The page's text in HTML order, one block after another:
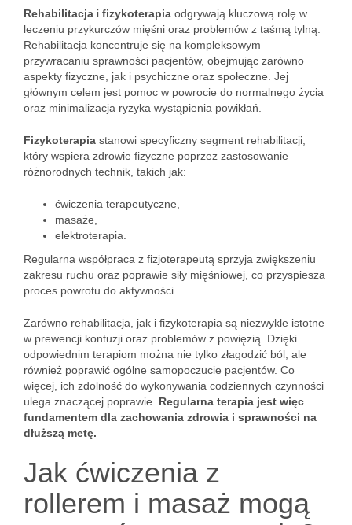
Rehabilitacja i fizykoterapia odgrywają kluczową rolę w
leczeniu przykurczów mięśni oraz problemów z taśmą tylną.
Rehabilitacja koncentruje się na kompleksowym
przywracaniu sprawności pacjentów, obejmując zarówno
aspekty fizyczne, jak i psychiczne oraz społeczne. Jej
głównym celem jest pomoc w powrocie do normalnego życia
oraz minimalizacja ryzyka wystąpienia powikłań.
Fizykoterapia stanowi specyficzny segment rehabilitacji,
który wspiera zdrowie fizyczne poprzez zastosowanie
różnorodnych technik, takich jak:
ćwiczenia terapeutyczne,
masaże,
elektroterapia.
Regularna współpraca z fizjoterapeutą sprzyja zwiększeniu
zakresu ruchu oraz poprawie siły mięśniowej, co przyspiesza
proces powrotu do aktywności.
Zarówno rehabilitacja, jak i fizykoterapia są niezwykle istotne
w prewencji kontuzji oraz problemów z powięzią. Dzięki
odpowiednim terapiom można nie tylko złagodzić ból, ale
również poprawić ogólne samopoczucie pacjentów. Co
więcej, ich zdolność do wykonywania codziennych czynności
ulega znaczącej poprawie. Regularna terapia jest więc
fundamentem dla zachowania zdrowia i sprawności na
dłuższą metę.
Jak ćwiczenia z
rollerem i masaż mogą